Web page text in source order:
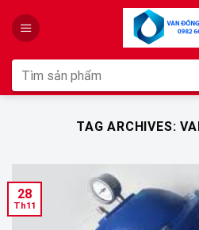
Tìm
kiếm:
TAG ARCHIVES:
28
Th11